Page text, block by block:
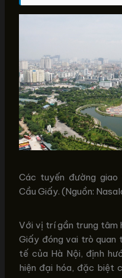
Các tuyến đường
Cầu Giấy. (Nguồn:
Với vị trí gần trung tâm
Giấy đóng vai trò
tế của Hà Nội, định
hiện đại hóa, đặc biệt